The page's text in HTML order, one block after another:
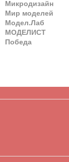
Микродизайн
Мир моделей
Модел.Лаб
МОДЕЛИСТ
Победа